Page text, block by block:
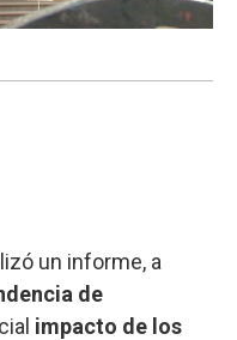
un informe, a
de
impacto de los